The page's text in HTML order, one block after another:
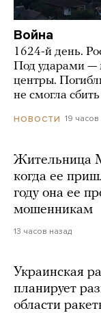
Война
1624-й день.
Под ударами —
центры.
не смогла
НОВОСТИ 19 часов
Жительница
когда ее
году она ее
мошенникам
13 часов назад
Украинская
планирует
области